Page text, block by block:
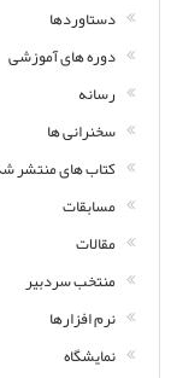
دستاوردها
دوره های آموزشی
رسانه
سخنرانی ها
کتاب های منتشر
مسابقات
مقالات
منتخب سردبیر
نرم افزارها
نمایشگاه